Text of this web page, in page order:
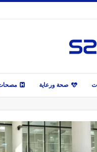
صحة ورعاية